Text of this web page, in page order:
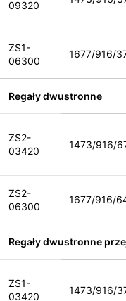
09320
ZS1-
06300
1677/916/
Regały dwustronne
ZS2-
03420
1473/916/
ZS2-
06300
1677/916/
Regały dwustronne
ZS1-
03420
1473/916/